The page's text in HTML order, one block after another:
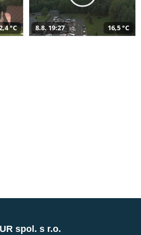
°C 8.8. 19:27 16,5 °C
spol. s r.o.